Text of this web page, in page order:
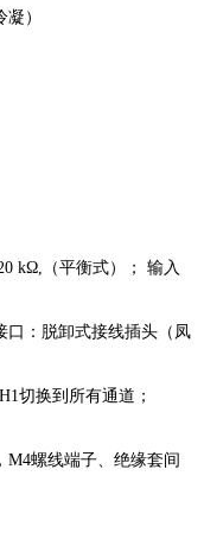
）
kΩ,（平衡式）； 输入
：脱卸式接线插头（凤
换到所有通道；
M4螺线端子、绝缘套间